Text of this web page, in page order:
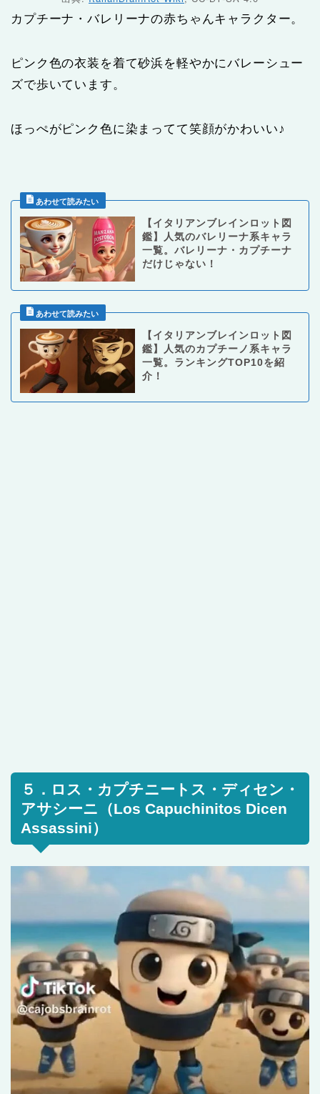
カプチーナ・バレリーナの赤ちゃんキャラクター。
ピンク色の衣装を着て砂浜を軽やかにバレーシュー
ズで歩いています。
ほっぺがピンク色に染まってて笑顔がかわいい♪
【イタリアンブレインロット図
鑑】人気のバレリーナ系キャラ
一覧。バレリーナ・カプチーナ
だけじゃない！
【イタリアンブレインロット図
鑑】人気のカプチーノ系キャラ
一覧。ランキングTOP10を紹
介！
５．ロス・カプチニートス・ディセン・
アサシーニ（Los Capuchinitos Dicen
Assassini）